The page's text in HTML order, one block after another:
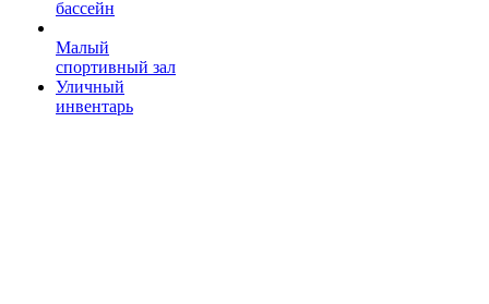
бассейн
Малый
спортивный зал
Уличный
инвентарь